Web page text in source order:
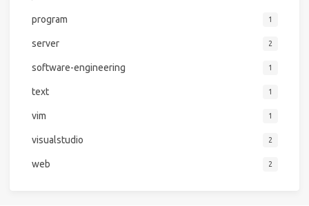
program 1
server 2
software-engineering 1
text 1
vim 1
visualstudio 2
web 2